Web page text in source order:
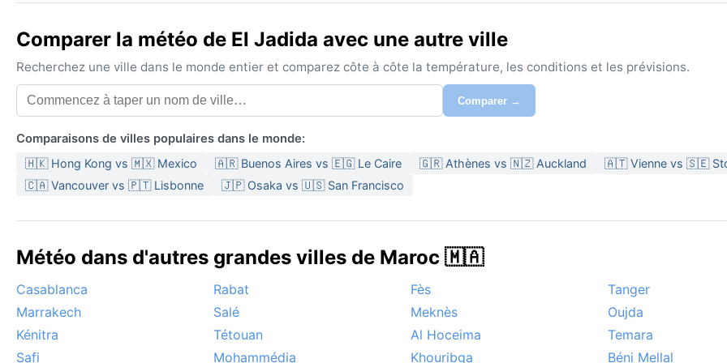
Comparer la météo de El Jadida avec une autre ville
Recherchez une ville dans le monde entier et comparez côte à côte la température, les conditions et les prévisions.
Comparer →
Comparaisons de villes populaires dans le monde:
🇭🇰 Hong Kong vs 🇲🇽 Mexico 🇦🇷 Buenos Aires vs 🇪🇬 Le Caire 🇬🇷 Athènes vs 🇳🇿 Auckland
🇦🇹 Vienne vs 🇸🇪
🇨🇦 Vancouver vs 🇵🇹 Lisbonne
🇯🇵 Osaka vs 🇺🇸 San Francisco
Météo dans d'autres grandes villes de Maroc 🇲🇦
Casablanca Rabat Fès
Tanger
Marrakech
Salé Meknès
Oujda
Kénitra
Tétouan Al Hoceima
Temara
Safi
Mohammédia Khouribga Béni Mellal